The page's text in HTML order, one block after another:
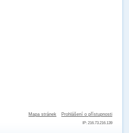
Mapa stránek Prohlášení o přístupnosti
IP: 216.73.216.139